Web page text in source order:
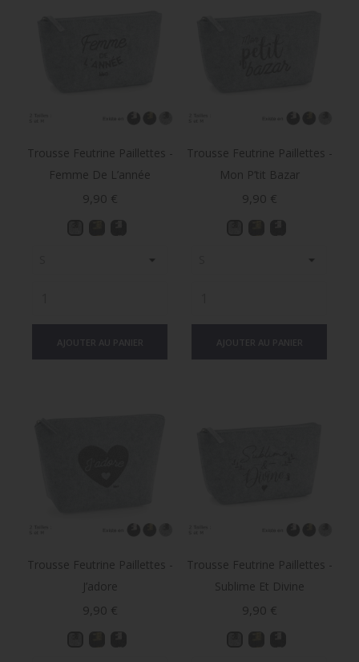
Trousse Feutrine Paillettes -
Femme De L’année
Prix
9,90 €
Trousse Feutrine Paillettes -
Mon P’tit Bazar
Prix
9,90 €
Trousse Feutrine Paillettes -
J’adore
Prix
9,90 €
Trousse Feutrine Paillettes -
Sublime Et Divine
Prix
9,90 €